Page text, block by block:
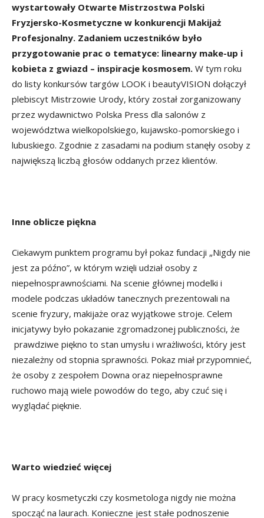
wystartowały Otwarte Mistrzostwa Polski
Fryzjersko-Kosmetyczne w konkurencji Makijaż
Profesjonalny. Zadaniem uczestników było
przygotowanie prac o tematyce: linearny make-up i
kobieta z gwiazd – inspiracje kosmosem. W tym roku
do listy konkursów targów LOOK i beautyVISION dołączył
plebiscyt Mistrzowie Urody, który został zorganizowany
przez wydawnictwo Polska Press dla salonów z
województwa wielkopolskiego, kujawsko-pomorskiego i
lubuskiego. Zgodnie z zasadami na podium stanęły osoby z
największą liczbą głosów oddanych przez klientów.
Inne oblicze piękna
Ciekawym punktem programu był pokaz fundacji „Nigdy nie
jest za późno”, w którym wzięli udział osoby z
niepełnosprawnościami. Na scenie głównej modelki i
modele podczas układów tanecznych prezentowali na
scenie fryzury, makijaże oraz wyjątkowe stroje. Celem
inicjatywy było pokazanie zgromadzonej publiczności, że
prawdziwe piękno to stan umysłu i wrażliwości, który jest
niezależny od stopnia sprawności. Pokaz miał przypomnieć,
że osoby z zespołem Downa oraz niepełnosprawne
ruchowo mają wiele powodów do tego, aby czuć się i
wyglądać pięknie.
Warto wiedzieć więcej
W pracy kosmetyczki czy kosmetologa nigdy nie można
spocząć na laurach. Konieczne jest stałe podnoszenie